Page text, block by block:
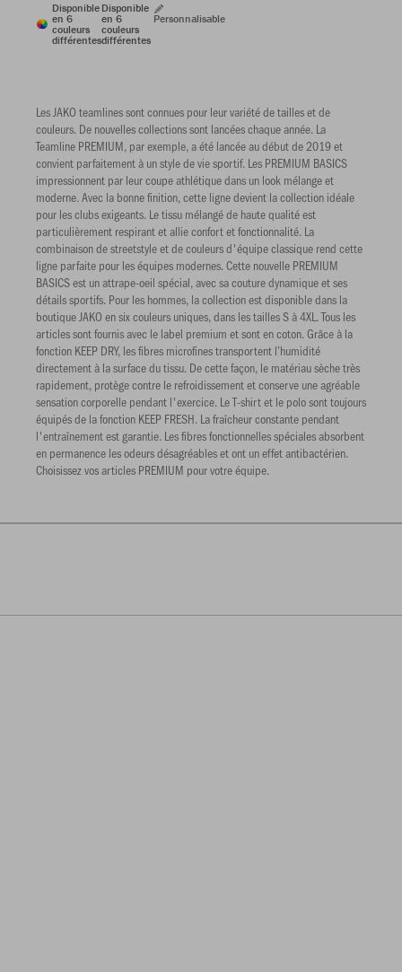
Disponible
en 6
couleurs
différentes
Disponible
en 6
couleurs
différentes
Personnalisable
Les JAKO teamlines sont connues pour leur variété de tailles et de
couleurs. De nouvelles collections sont lancées chaque année. La
Teamline PREMIUM, par exemple, a été lancée au début de 2019 et
convient parfaitement à un style de vie sportif. Les PREMIUM BASICS
impressionnent par leur coupe athlétique dans un look mélange et
moderne. Avec la bonne finition, cette ligne devient la collection idéale
pour les clubs exigeants. Le tissu mélangé de haute qualité est
particulièrement respirant et allie confort et fonctionnalité. La
combinaison de streetstyle et de couleurs d'équipe classique rend cette
ligne parfaite pour les équipes modernes. Cette nouvelle PREMIUM
BASICS est un attrape-oeil spécial, avec sa couture dynamique et ses
détails sportifs. Pour les hommes, la collection est disponible dans la
boutique JAKO en six couleurs uniques, dans les tailles S à 4XL. Tous les
articles sont fournis avec le label premium et sont en coton. Grâce à la
fonction KEEP DRY, les fibres microfines transportent l’humidité
directement à la surface du tissu. De cette façon, le matériau sèche très
rapidement, protège contre le refroidissement et conserve une agréable
sensation corporelle pendant l'exercice. Le T-shirt et le polo sont toujours
équipés de la fonction KEEP FRESH. La fraîcheur constante pendant
l'entraînement est garantie. Les fibres fonctionnelles spéciales absorbent
en permanence les odeurs désagréables et ont un effet antibactérien.
Choisissez vos articles PREMIUM pour votre équipe.